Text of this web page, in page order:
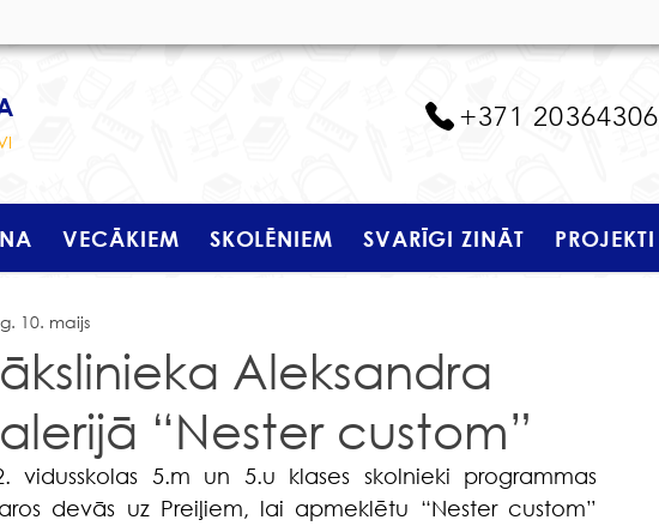
+371 20364306
VECĀKIEM SKOLĒNIEM SVARĪGI ZINĀT PROJEKTI
Aleksandra
“Nester custom”
10. maijs
devās uz Preiļiem, lai apmeklētu “Nester custom”